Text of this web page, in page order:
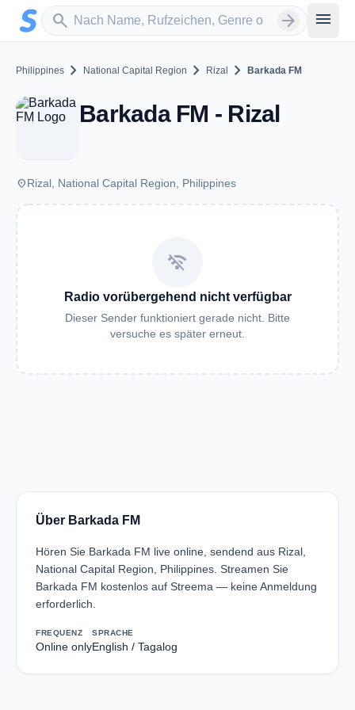
Zum Hauptinhalt springen
search
Sender suchen arrow_forward menu
Philippines chevron_right National Capital Region chevron_right Rizal chevron_right Barkada FM
Barkada FM - Rizal
placeRizal, National Capital Region, Philippines
wifi_off
Radio vorübergehend nicht verfügbar
Dieser Sender funktioniert gerade nicht. Bitte
versuche es später erneut.
Über Barkada FM
Hören Sie Barkada FM live online, sendend aus Rizal,
National Capital Region, Philippines. Streamen Sie
Barkada FM kostenlos auf Streema — keine Anmeldung
erforderlich.
FREQUENZ
Online only
SPRACHE
English / Tagalog